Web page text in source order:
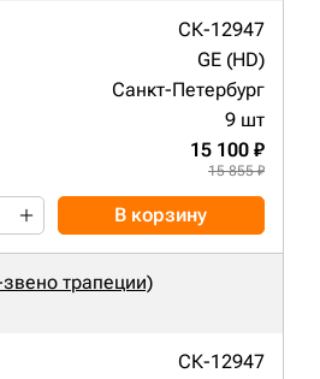
СК-12947
GE (HD)
Санкт-Петербург
9 шт
15 100 ₽
15 855 ₽
В корзину
трапеции)
СК-12947